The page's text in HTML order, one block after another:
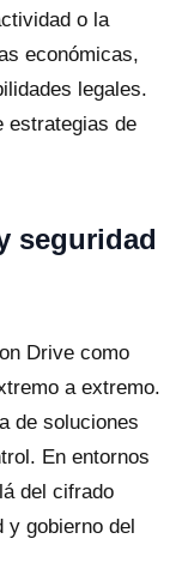
o la
económicas,
legales.
estrategias de
seguridad
Drive como
a extremo.
de soluciones
En entornos
del cifrado
gobierno del